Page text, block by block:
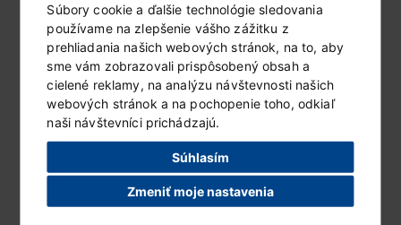
Súbory cookie a ďalšie technológie sledovania
používame na zlepšenie vášho zážitku z
prehliadania našich webových stránok, na to, aby
sme vám zobrazovali prispôsobený obsah a
cielené reklamy, na analýzu návštevnosti našich
webových stránok a na pochopenie toho, odkiaľ
naši návštevníci prichádzajú.
Súhlasím
Zmeniť moje nastavenia
Zapečené nachos
Ingrediencie (2 porcie) 1 balenie goudy
Lipánek 100 g slaných tortilla...
ČÍTAŤ ĎALEJ...